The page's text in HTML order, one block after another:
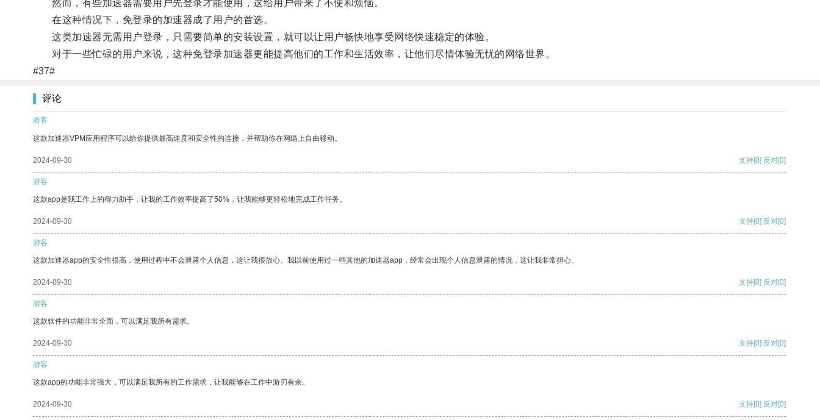
然而，有些加速器需要用户先登录才能使用，这给用户带来了不便和烦恼。
在这种情况下，免登录的加速器成了用户的首选。
这类加速器无需用户登录，只需要简单的安装设置，就可以让用户畅快地享受网络快速稳定的体验。
对于一些忙碌的用户来说，这种免登录加速器更能提高他们的工作和生活效率，让他们尽情体验无忧的网络世界。
#37#
评论
游客
这款加速器VPM应用程序可以给你提供最高速度和安全性的连接，并帮助你在网络上自由移动。
2024-09-30 支持[0] 反对[0]
游客
这款app是我工作上的得力助手，让我的工作效率提高了50%，让我能够更轻松地完成工作任务。
2024-09-30 支持[0] 反对[0]
游客
这款加速器app的安全性很高，使用过程中不会泄露个人信息，这让我很放心。我以前使用过一些其他的加速器app，经常会出现个人信息泄露的情况，这让我非常担心。
2024-09-30 支持[0] 反对[0]
游客
这款软件的功能非常全面，可以满足我所有需求。
2024-09-30 支持[0] 反对[0]
游客
这款app的功能非常强大，可以满足我所有的工作需求，让我能够在工作中游刃有余。
2024-09-30 支持[0] 反对[0]